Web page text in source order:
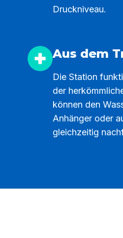
Druckniveau.
Aus dem
Die Station
der
können den
Anhänger oder
gleichzeitig